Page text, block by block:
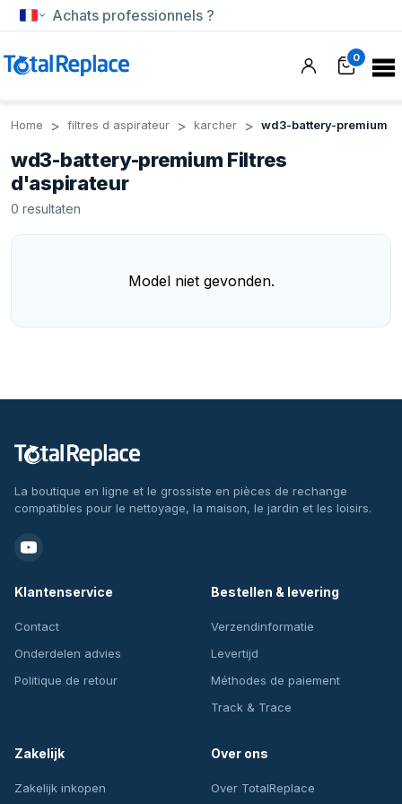
Achats professionnels ?
0
Home filtres d aspirateur karcher wd3-battery-premium
wd3-battery-premium Filtres
d'aspirateur
0 resultaten
Model niet gevonden.
La boutique en ligne et le grossiste en pièces de rechange
compatibles pour le nettoyage, la maison, le jardin et les loisirs.
Klantenservice
Contact
Onderdelen advies
Politique de retour
Bestellen & levering
Verzendinformatie
Levertijd
Méthodes de paiement
Track & Trace
Zakelijk
Zakelijk inkopen
Over ons
Over TotalReplace